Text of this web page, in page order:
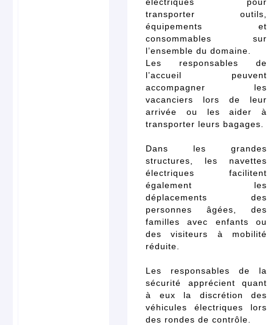
transporter outils,
équipements et
consommables sur
l’ensemble du domaine.
Les responsables de
l’accueil peuvent
accompagner les
vacanciers lors de leur
arrivée ou les aider à
transporter leurs bagages.
Dans les grandes
structures, les navettes
électriques facilitent
également les
déplacements des
personnes âgées, des
familles avec enfants ou
des visiteurs à mobilité
réduite.
Les responsables de la
sécurité apprécient quant
à eux la discrétion des
véhicules électriques lors
des rondes de contrôle.